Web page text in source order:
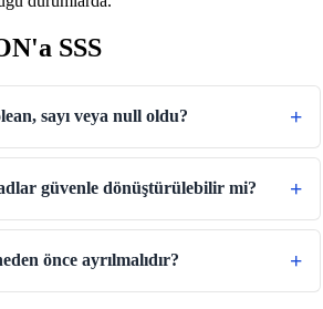
SSS
sayı veya null oldu?
güvenle dönüştürülebilir mi?
önce ayrılmalıdır?